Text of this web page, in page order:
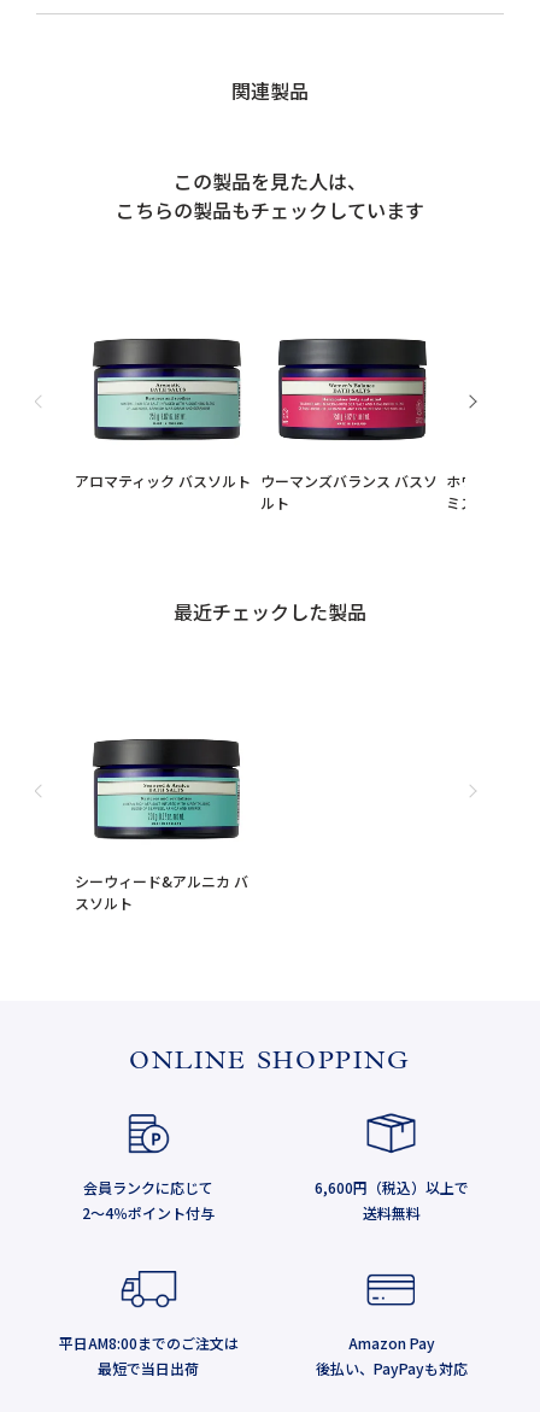
関連製品
この製品を見た人は、
こちらの製品もチェックしています
アロマティック バスソルト ウーマンズバランス バスソ
ルト
ホワイトティ
ミスト
最近チェックした製品
シーウィード&アルニカ バ
スソルト
ONLINE SHOPPING
会員ランクに応じて
2～4％ポイント付与
6,600円（税込）以上で
送料無料
平日AM8:00までのご注文は
最短で当日出荷
Amazon Pay
後払い、PayPayも対応